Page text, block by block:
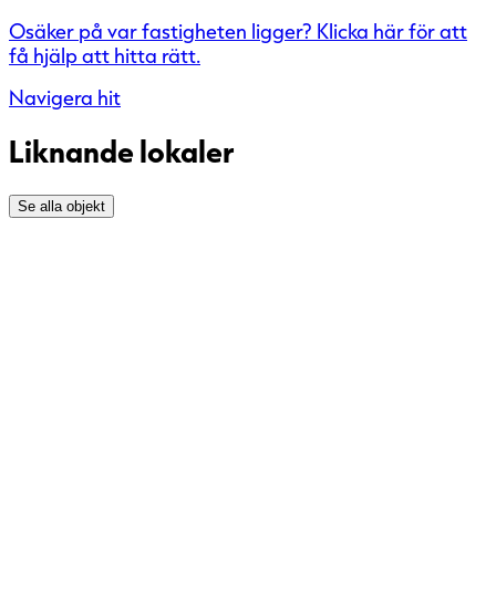
Osäker på var fastigheten ligger? Klicka här för att
få hjälp att hitta rätt.
Navigera hit
Liknande lokaler
Se alla objekt